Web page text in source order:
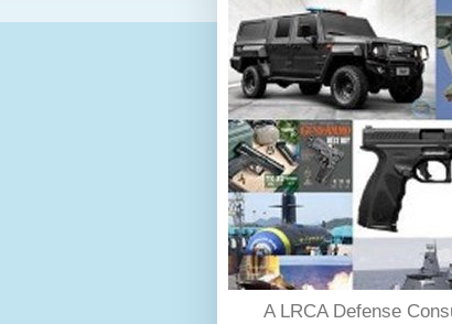
A LRCA Defense